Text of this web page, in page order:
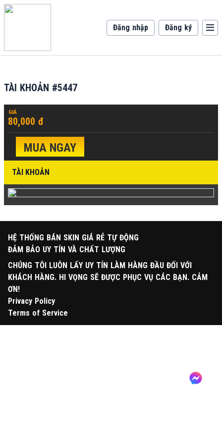
Đăng nhập Đăng ký
TÀI KHOẢN #5447
80,000 đ
GIÁ
MUA NGAY
TÀI KHOẢN
HỆ THỐNG BÁN SKIN GIÁ RẺ TỰ ĐỘNG
ĐẢM BẢO UY TÍN VÀ CHẤT LƯỢNG
CHÚNG TÔI LUÔN LẤY UY TÍN LÀM HÀNG ĐẦU ĐỐI VỚI
KHÁCH HÀNG. HI VỌNG SẼ ĐƯỢC PHỤC VỤ CÁC BẠN. CẢM
ƠN!
Privacy Policy
Terms of Service